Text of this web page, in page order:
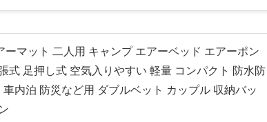
ーマット 二人用 キャンプ エアーベッド エアーポン
式 足押し式 空気入りやすい 軽量 コンパクト 防水防
車内泊 防災など用 ダブルベット カップル 収納バッ